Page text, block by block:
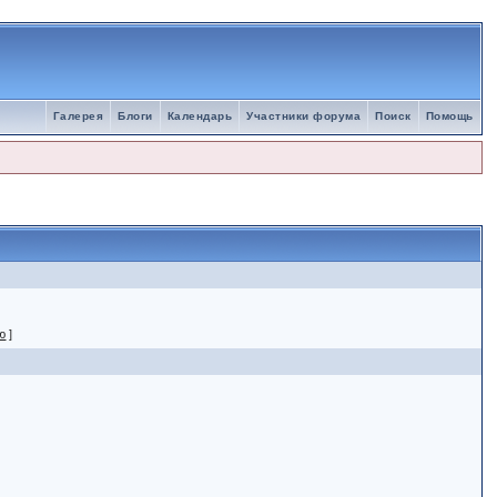
Помощь
Поиск
Участники форума
Календарь
Блоги
Галерея
]